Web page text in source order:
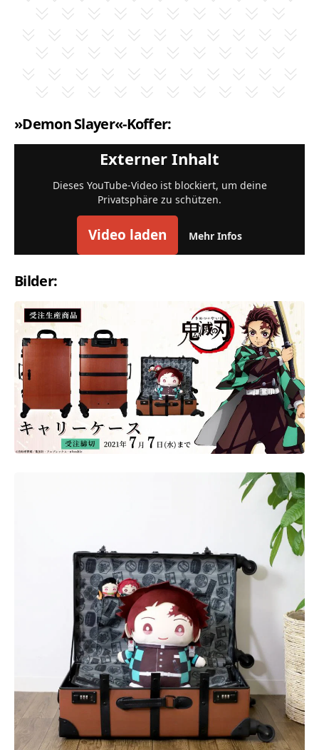
»Demon Slayer«-Koffer:
Externer Inhalt
Dieses YouTube-Video ist blockiert, um deine
Privatsphäre zu schützen.
Video laden Mehr Infos
Bilder: